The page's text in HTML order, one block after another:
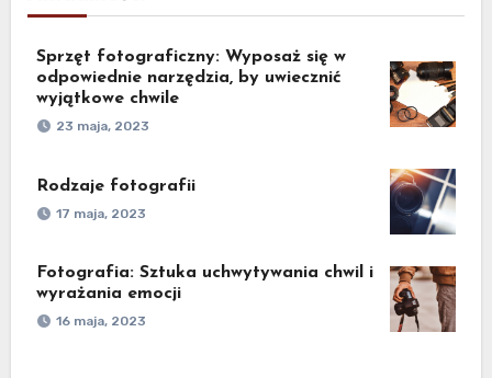
Sprzęt fotograficzny: Wyposaż się w
odpowiednie narzędzia, by uwiecznić
wyjątkowe chwile
23 maja, 2023
Rodzaje fotografii
17 maja, 2023
Fotografia: Sztuka uchwytywania chwil i
wyrażania emocji
16 maja, 2023